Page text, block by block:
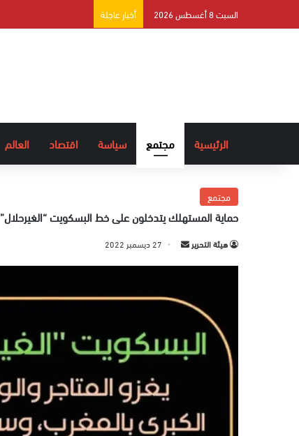
السبت 8 أغسطس 2026 أخبار عاجلة
الرئيسية مجتمع سياسة اقتصاد العالم
مجتمع
حماية المستهلك يتدخلون على خط البسكويت “الغيرحلال”
هيئة التحرير
ك
27 ديسمبر 2022